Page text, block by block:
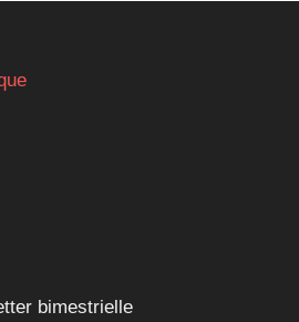
bimestrielle